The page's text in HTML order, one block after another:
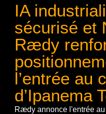
IA
sécurisé et
Rædy
l’entrée au
d’Ipanema
Rædy annonce l'entrée